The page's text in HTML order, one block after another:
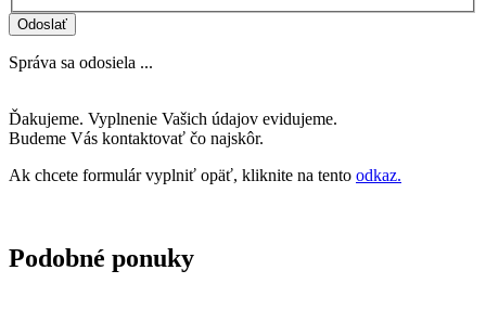
Odoslať
Správa sa odosiela ...
Ďakujeme. Vyplnenie Vašich údajov evidujeme.
Budeme Vás kontaktovať čo najskôr.
Ak chcete formulár vyplniť opäť, kliknite na tento odkaz.
Podobné ponuky